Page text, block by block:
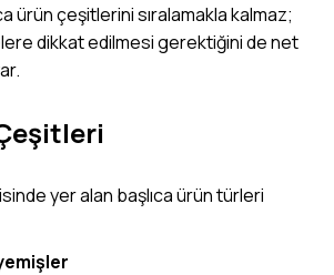
ürün çeşitlerini sıralamakla kalmaz;
dikkat edilmesi gerektiğini de net
yer alan başlıca ürün türleri